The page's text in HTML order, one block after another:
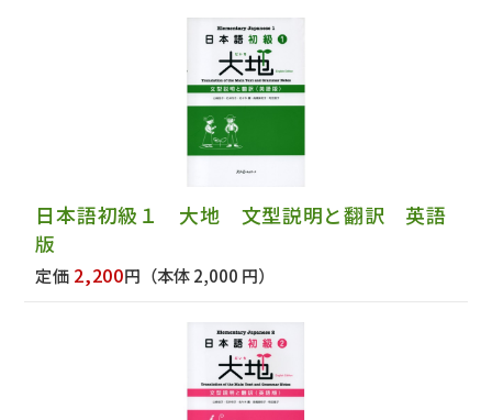
日本語初級１ 大地 文型説明と翻訳 英語
版
定価 2,200円 （本体 2,000 円）